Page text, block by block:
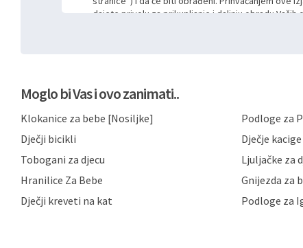
dajete privolu za prikupljanje i daljnju obradu
Mae.hr putem ovih web stranica u svrhu odgovora
poslan kroz kontakt obrazac. Radi se o
niste dužni prihvatiti odnosno niste dužni unositi
možete pročitati ovdje, sukladno Politici
primjenu odgovarajućih tehničkih i sigurnosnih
privatnost svojih korisnika i posjetitelja web
podataka te omogućava pristup i priopćavanje
trećim osobama samo u slučajevima koji su
možete u svako doba, u potpunosti ili djelomice,
dane privole i zatražiti prestanak aktivnosti obrade
Moglo bi Vas i ovo zanimati..
Klokanice za bebe [Nosiljke] Podloge za
Dječji bicikli
Dječje
Tobogani za djecu
Ljuljačke za
Hranilice Za Bebe
Gnijezda za
Dječji kreveti na kat
Podloge za